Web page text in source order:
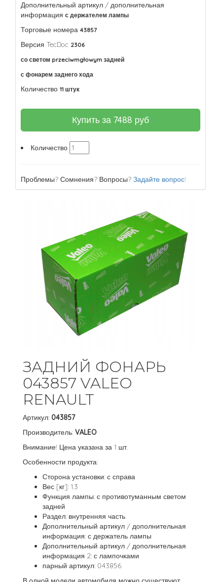
Дополнительный артикул / дополнительная
информация с держателем лампы
Торговые номера 43857
Версия TecDoc 2306
со светом przeciwmgłowym задней
с фонарем заднего хода
Количество 11 штук
Купить за 7488 руб
Количество
Проблемы? Сомнения? Вопросы? Задайте вопрос!
ЗАДНИЙ ФОНАРЬ
043857 VALEO
RENAULT
Артикул: 043857
Производитель: VALEO
Внимание! Цена указана за 1 шт.
Особенности продукта:
Сторона установки: с справа
Вес [кг]: 1.3
Функция лампы: с противотуманным светом
задней
Раздел: внутренняя часть
Дополнительный артикул / дополнительная
информация: с держатель лампы
Дополнительный артикул / дополнительная
информация 2: с лампочками
парный артикул: 043856